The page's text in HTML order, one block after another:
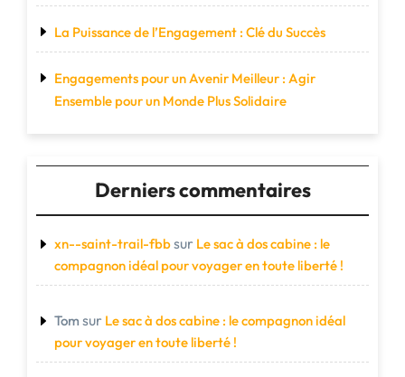
La Puissance de l’Engagement : Clé du Succès
Engagements pour un Avenir Meilleur : Agir
Ensemble pour un Monde Plus Solidaire
Derniers commentaires
xn--saint-trail-fbbsur Le sac à dos cabine : le
compagnon idéal pour voyager en toute liberté !
Tom sur Le sac à dos cabine : le compagnon idéal
pour voyager en toute liberté !